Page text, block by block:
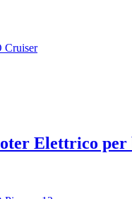
Elettrico